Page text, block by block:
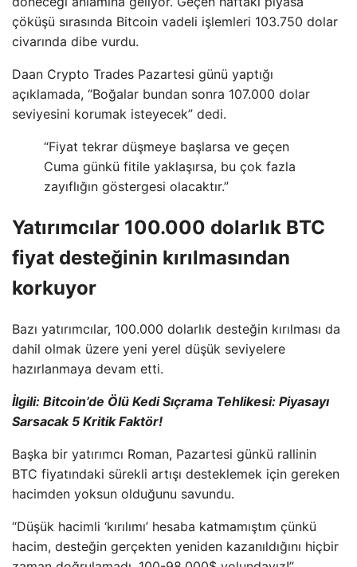
çöküşü sırasında Bitcoin vadeli işlemleri 103.750 dolar
civarında dibe vurdu.
Daan Crypto Trades Pazartesi günü yaptığı
açıklamada, “Boğalar bundan sonra 107.000 dolar
seviyesini korumak isteyecek” dedi.
“Fiyat tekrar düşmeye başlarsa ve geçen
Cuma günkü fitile yaklaşırsa, bu çok fazla
zayıflığın göstergesi olacaktır.”
Yatırımcılar 100.000 dolarlık BTC
fiyat desteğinin kırılmasından
korkuyor
Bazı yatırımcılar, 100.000 dolarlık desteğin kırılması da
dahil olmak üzere yeni yerel düşük seviyelere
hazırlanmaya devam etti.
İlgili: Bitcoin’de Ölü Kedi Sıçrama Tehlikesi: Piyasayı
Sarsacak 5 Kritik Faktör!
Başka bir yatırımcı Roman, Pazartesi günkü rallinin
BTC fiyatındaki sürekli artışı desteklemek için gereken
hacimden yoksun olduğunu savundu.
“Düşük hacimli ‘kırılımı’ hesaba katmamıştım çünkü
hacim, desteğin gerçekten yeniden kazanıldığını hiçbir